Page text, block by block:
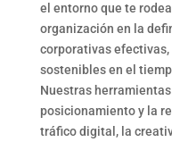
el entorno que te
organización en la
corporativas
sostenibles en el
Nuestras
posicionamiento y la
tráfico digital, la